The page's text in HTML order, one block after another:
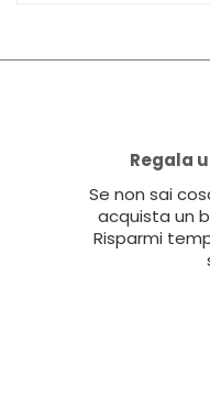
Regala
Se non sai
acquista un
Risparmi